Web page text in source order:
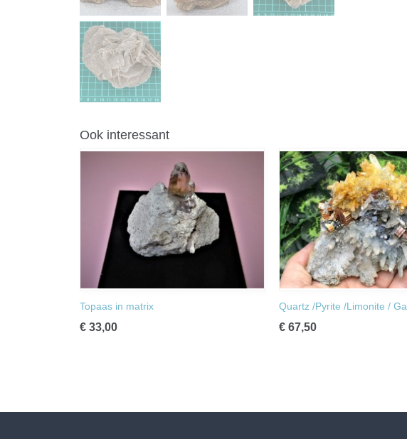
Ook interessant
Topaas in matrix
€ 33,00
Quartz /Pyrite /Limonite /
€ 67,50